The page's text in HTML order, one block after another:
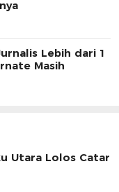
Lebih dari 1
Masih
Utara Lolos Catar